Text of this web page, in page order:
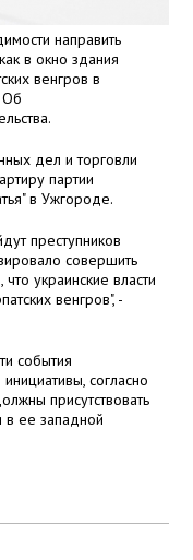
направить
в окно здания
венгров в
Об
дел и торговли
партии
в Ужгороде.
преступников
совершить
украинские власти
венгров", -
события
согласно
присутствовать
в ее западной